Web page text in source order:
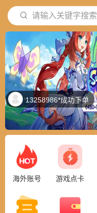
13258986*成功下单
请输入关键字搜索
海外账号 游戏点卡